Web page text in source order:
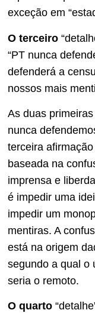
exceção em
O terceiro
“PT nunca
defenderá a
nossos mais
As duas
nunca
terceira
baseada na
imprensa e
é impedir uma
impedir um
mentiras. A
está na origem
segundo a qual o
seria o remoto.
O quarto